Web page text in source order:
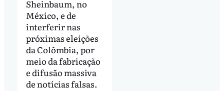
Sheinbaum, no
México, e de
interferir nas
próximas eleições
da Colômbia, por
meio da fabricação
e difusão massiva
de notícias falsas.